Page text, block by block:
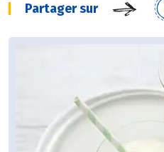
Partager sur